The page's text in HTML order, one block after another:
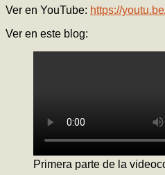
Ver en YouTube: https://
Ver en este blog:
Primera parte de la